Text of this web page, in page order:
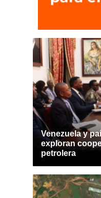
Venezuela y
exploran
petrolera